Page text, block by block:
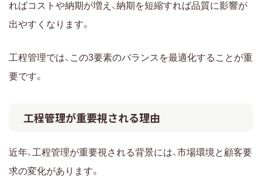
ればコストや納期が増え、納期を短縮すれば品質に影響が
出やすくなります。
工程管理では、この3要素のバランスを最適化することが重
要です。
工程管理が重要視される理由
近年、工程管理が重要視される背景には、市場環境と顧客要
求の変化があります。